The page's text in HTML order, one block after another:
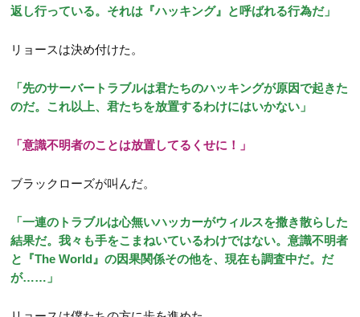
返し行っている。それは『ハッキング』と呼ばれる行為だ」
リョースは決め付けた。
「先のサーバートラブルは君たちのハッキングが原因で起きた
のだ。これ以上、君たちを放置するわけにはいかない」
「意識不明者のことは放置してるくせに！」
ブラックローズが叫んだ。
「一連のトラブルは心無いハッカーがウィルスを撒き散らした
結果だ。我々も手をこまねいているわけではない。意識不明者
と『The World』の因果関係その他を、現在も調査中だ。だ
が……」